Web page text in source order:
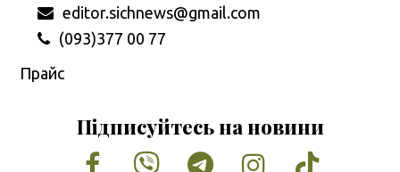
editor.sichnews@gmail.com
(093)377 00 77
Прайс
Підписуйтесь на новини
Facebook
VimeoTumblrInstagram
Tiktok